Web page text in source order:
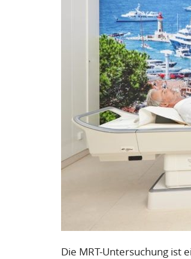
Die MRT-Untersuchung ist